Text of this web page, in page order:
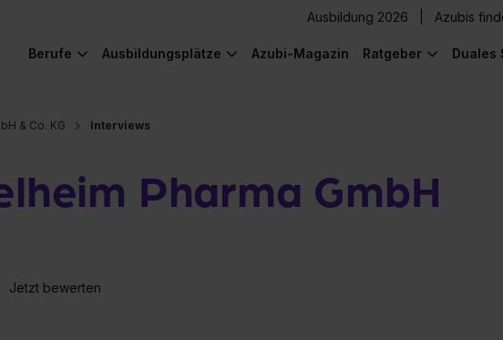
Ausbildung 2026 Azubis
Berufe Ausbildungsplätze Azubi-Magazin Ratgeber Duales
& Co. KG Interviews
Pharma GmbH
Jetzt bewerten